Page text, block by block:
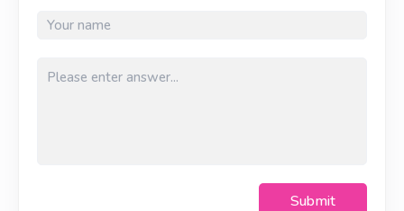
Submit